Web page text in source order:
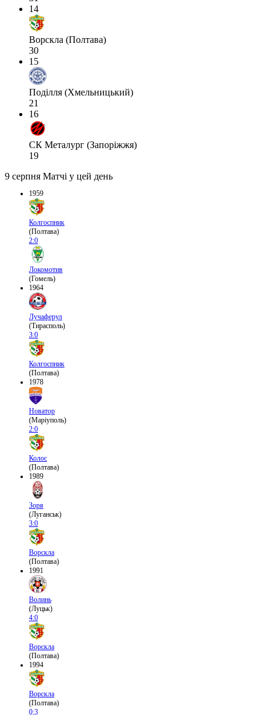
14
Ворскла (Полтава)
30
15
Поділля (Хмельницький)
21
16
СК Металург (Запоріжжя)
19
9 серпня Матчі у цей день
1959
Колгоспник
(Полтава)
2:0
Локомотив
(Гомель)
1964
Лучаферул
(Тирасполь)
3:0
Колгоспник
(Полтава)
1978
Новатор
(Маріуполь)
2:0
Колос
(Полтава)
1989
Зоря
(Луганськ)
3:0
Ворскла
(Полтава)
1991
Волинь
(Луцьк)
4:0
Ворскла
(Полтава)
1994
Ворскла
(Полтава)
0:3